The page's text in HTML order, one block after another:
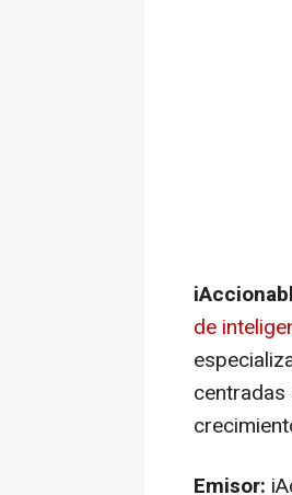
de
centradas
Emisor: